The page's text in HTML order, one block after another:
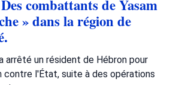
combattants de Yasam
» dans la région de
arrêté un résident de Hébron pour
l'État, suite à des opérations